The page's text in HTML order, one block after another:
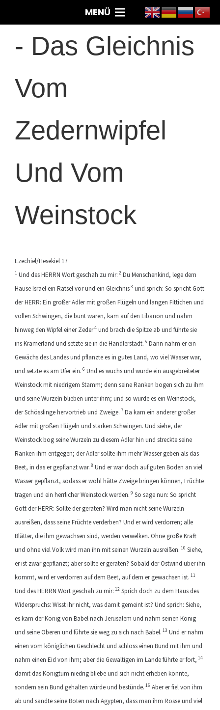
MENÜ
- Das Gleichnis
Vom
Zedernwipfel
Und Vom
Weinstock
Ezechiel/Hesekiel 17
1 Und des HERRN Wort geschah zu mir: 2 Du Menschenkind, lege dem
Hause Israel ein Rätsel vor und ein Gleichnis3 und sprich: So spricht Gott
der HERR: Ein großer Adler mit großen Flügeln und langen Fittichen und
vollen Schwingen, die bunt waren, kam auf den Libanon und nahm
hinweg den Wipfel einer Zeder4 und brach die Spitze ab und führte sie
ins Krämerland und setzte sie in die Händlerstadt. 5 Dann nahm er ein
Gewächs des Landes und pflanzte es in gutes Land, wo viel Wasser war,
und setzte es am Ufer ein. 6 Und es wuchs und wurde ein ausgebreiteter
Weinstock mit niedrigem Stamm; denn seine Ranken bogen sich zu ihm
und seine Wurzeln blieben unter ihm; und so wurde es ein Weinstock,
der Schösslinge hervortrieb und Zweige. 7 Da kam ein anderer großer
Adler mit großen Flügeln und starken Schwingen. Und siehe, der
Weinstock bog seine Wurzeln zu diesem Adler hin und streckte seine
Ranken ihm entgegen; der Adler sollte ihm mehr Wasser geben als das
Beet, in das er gepflanzt war. 8 Und er war doch auf guten Boden an viel
Wasser gepflanzt, sodass er wohl hätte Zweige bringen können, Früchte
tragen und ein herrlicher Weinstock werden. 9 So sage nun: So spricht
Gott der HERR: Sollte der geraten? Wird man nicht seine Wurzeln
ausreißen, dass seine Früchte verderben? Und er wird verdorren; alle
Blätter, die ihm gewachsen sind, werden verwelken. Ohne große Kraft
und ohne viel Volk wird man ihn mit seinen Wurzeln ausreißen. 10 Siehe,
er ist zwar gepflanzt; aber sollte er geraten? Sobald der Ostwind über ihn
kommt, wird er verdorren auf dem Beet, auf dem er gewachsen ist. 11
Und des HERRN Wort geschah zu mir: 12 Sprich doch zu dem Haus des
Widerspruchs: Wisst ihr nicht, was damit gemeint ist? Und sprich: Siehe,
es kam der König von Babel nach Jerusalem und nahm seinen König
und seine Oberen und führte sie weg zu sich nach Babel. 13 Und er nahm
einen vom königlichen Geschlecht und schloss einen Bund mit ihm und
nahm einen Eid von ihm; aber die Gewaltigen im Lande führte er fort, 14
damit das Königtum niedrig bliebe und sich nicht erheben könnte,
sondern sein Bund gehalten würde und bestünde. 15 Aber er fiel von ihm
ab und sandte seine Boten nach Ägypten, dass man ihm Rosse und viel